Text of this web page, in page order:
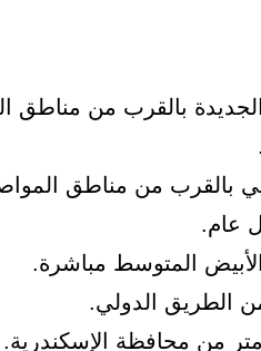
بالقرب من مناطق
بالقرب من مناطق
عام.
المتوسط مباشرة.